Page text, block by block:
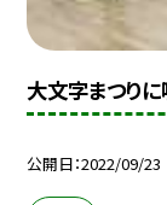
大文字まつり
公開日 2022/09/23